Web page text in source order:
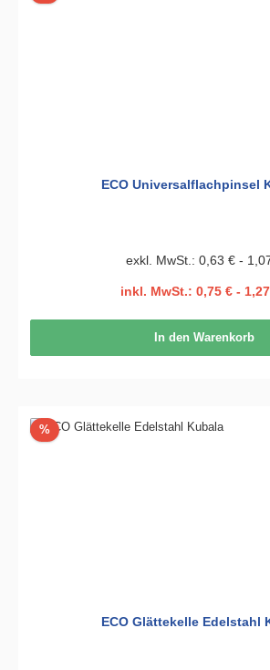
ECO Universalflachpinsel
exkl. MwSt.: 0,63 € -
inkl. MwSt.: 0,75 € -
In den Warenkorb
%Rabatt
ECO Glättekelle Edelstahl